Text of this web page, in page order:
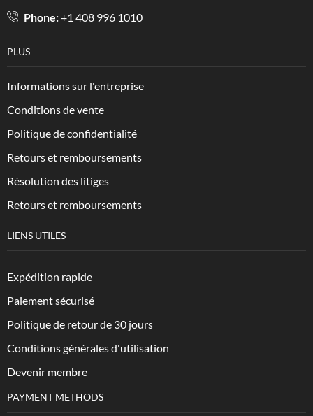
Phone:+1 408 996 1010
PLUS
Informations sur l'entreprise
Conditions de vente
Politique de confidentialité
Retours et remboursements
Résolution des litiges
Retours et remboursements
LIENS UTILES
Expédition rapide
Paiement sécurisé
Politique de retour de 30 jours
Conditions générales d'utilisation
Devenir membre
PAYMENT METHODS